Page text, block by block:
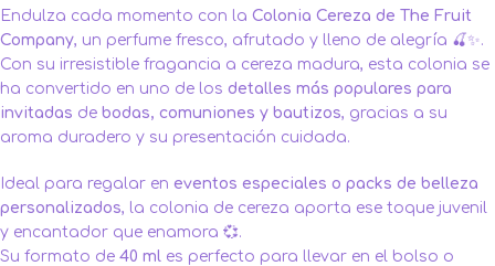
Endulza cada momento con la Colonia Cereza de The Fruit
Company, un perfume fresco, afrutado y lleno de alegría 🍒✨.
Con su irresistible fragancia a cereza madura, esta colonia se
ha convertido en uno de los detalles más populares para
invitadas de bodas, comuniones y bautizos, gracias a su
aroma duradero y su presentación cuidada.
Ideal para regalar en eventos especiales o packs de belleza
personalizados, la colonia de cereza aporta ese toque juvenil
y encantador que enamora 💞.
Su formato de 40 ml es perfecto para llevar en el bolso o